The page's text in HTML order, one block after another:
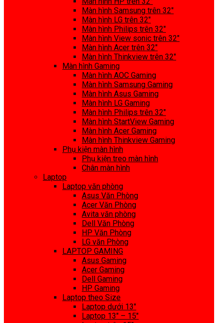
Màn hình Samsung trên 32″
Màn hình LG trên 32″
Màn hình Philips trên 32″
Màn hình View sonic trên 32″
Màn hình Acer trên 32″
Màn hình Thinkview trên 32″
Màn hình Gaming
Màn hình AOC Gaming
Màn hình Samsung Gaming
Màn hình Asus Gaming
Màn hình LG Gaming
Màn hình Philips trên 32″
Màn hình StartView Gaming
Màn hình Acer Gaming
Màn hình Thinkview Gaming
Phụ kiện màn hình
Phụ kiện treo màn hình
Chân màn hình
Laptop
Laptop văn phòng
Asus Văn Phòng
Acer Văn Phòng
Avita văn phòng
Dell Văn Phòng
HP Văn Phòng
LG văn Phòng
LAPTOP GAMING
Asus Gaming
Acer Gaming
Dell Gaming
HP Gaming
Laptop theo Size
Laptop dưới 13″
Laptop 13″ – 15″